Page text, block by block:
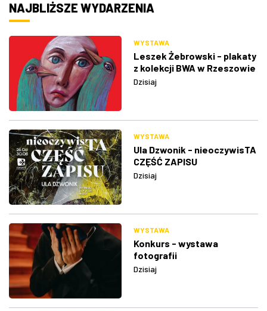
NAJBLIŻSZE WYDARZENIA
WYSTAWA
Leszek Żebrowski - plakaty
z kolekcji BWA w Rzeszowie
Dzisiaj
WYSTAWA
Ula Dzwonik - nieoczywisTA
CZĘŚĆ ZAPISU
Dzisiaj
WYSTAWA
Konkurs - wystawa
fotografii
Dzisiaj